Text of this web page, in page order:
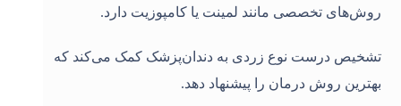
روش‌های تخصصی مانند لمینت یا کامپوزیت دارد.
تشخیص درست نوع زردی به دندان‌پزشک کمک می‌کند که
بهترین روش درمان را پیشنهاد دهد.